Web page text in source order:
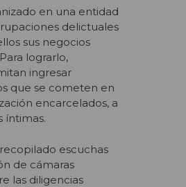
en una entidad
delictuales
sus negocios
lograrlo,
ingresar
que se cometen en
encarcelados, a
íntimas.
escuchas
de cámaras
las diligencias